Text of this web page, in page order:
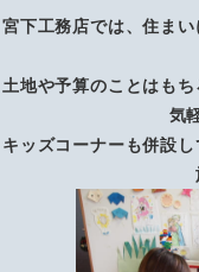
宮下工務店では、住ま
土地や予算のことはも
気
キッズコーナーも併設